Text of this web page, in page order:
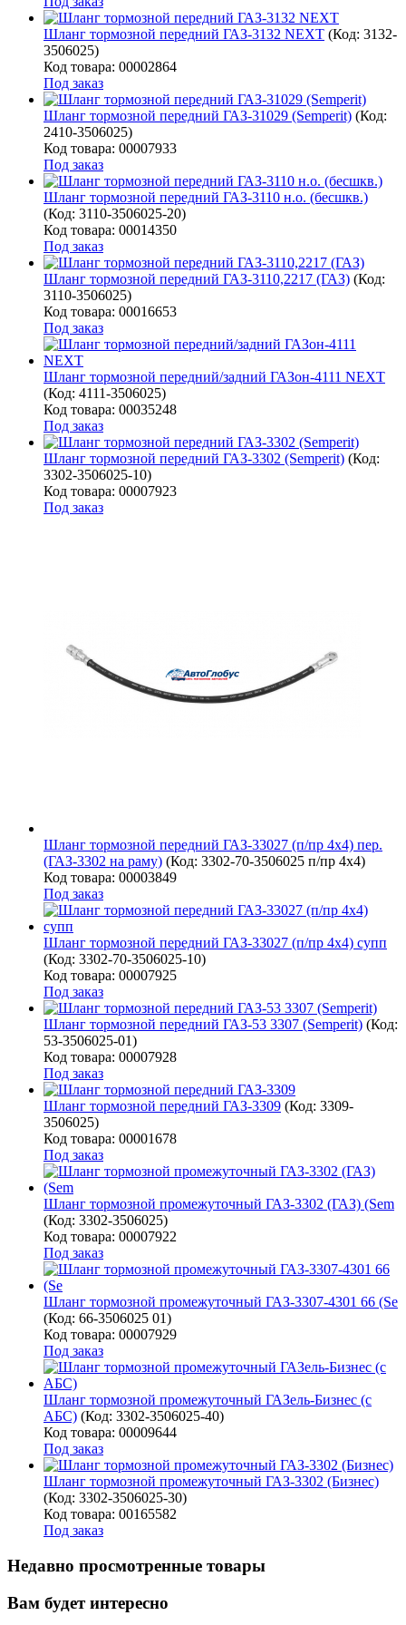
Шланг тормозной передний ГАЗ-3132 NEXT (Код: 3132-
3506025)
Код товара: 00002864
Под заказ
Шланг тормозной передний ГАЗ-31029 (Semperit) (Код:
2410-3506025)
Код товара: 00007933
Под заказ
Шланг тормозной передний ГАЗ-3110 н.о. (бесшкв.)
(Код: 3110-3506025-20)
Код товара: 00014350
Под заказ
Шланг тормозной передний ГАЗ-3110,2217 (ГАЗ) (Код:
3110-3506025)
Код товара: 00016653
Под заказ
Шланг тормозной передний/задний ГАЗон-4111 NEXT
(Код: 4111-3506025)
Код товара: 00035248
Под заказ
Шланг тормозной передний ГАЗ-3302 (Semperit) (Код:
3302-3506025-10)
Код товара: 00007923
Под заказ
Шланг тормозной передний ГАЗ-33027 (п/пр 4х4) пер.
(ГАЗ-3302 на раму) (Код: 3302-70-3506025 п/пр 4х4)
Код товара: 00003849
Под заказ
Шланг тормозной передний ГАЗ-33027 (п/пр 4х4) супп
(Код: 3302-70-3506025-10)
Код товара: 00007925
Под заказ
Шланг тормозной передний ГАЗ-53 3307 (Semperit) (Код:
53-3506025-01)
Код товара: 00007928
Под заказ
Шланг тормозной передний ГАЗ-3309 (Код: 3309-
3506025)
Код товара: 00001678
Под заказ
Шланг тормозной промежуточный ГАЗ-3302 (ГАЗ) (Sem
(Код: 3302-3506025)
Код товара: 00007922
Под заказ
Шланг тормозной промежуточный ГАЗ-3307-4301 66 (Se
(Код: 66-3506025 01)
Код товара: 00007929
Под заказ
Шланг тормозной промежуточный ГАЗель-Бизнес (с
АБС) (Код: 3302-3506025-40)
Код товара: 00009644
Под заказ
Шланг тормозной промежуточный ГАЗ-3302 (Бизнес)
(Код: 3302-3506025-30)
Код товара: 00165582
Под заказ
Недавно просмотренные товары
Вам будет интересно